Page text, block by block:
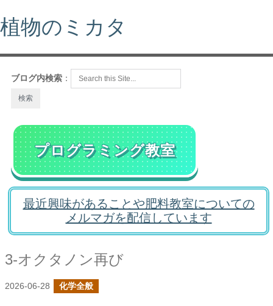
植物のミカタ
ブログ内検索 ：
プログラミング教室
最近興味があることや肥料教室についての
メルマガを配信しています
3-オクタノン再び
2026-06-28 化学全般